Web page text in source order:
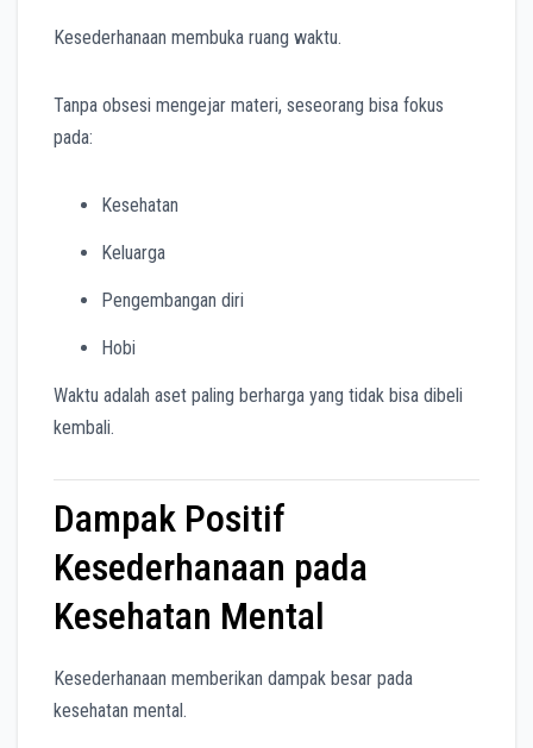
Kesederhanaan membuka ruang waktu.
Tanpa obsesi mengejar materi, seseorang bisa fokus
pada:
Kesehatan
Keluarga
Pengembangan diri
Hobi
Waktu adalah aset paling berharga yang tidak bisa dibeli
kembali.
Dampak Positif
Kesederhanaan pada
Kesehatan Mental
Kesederhanaan memberikan dampak besar pada
kesehatan mental.